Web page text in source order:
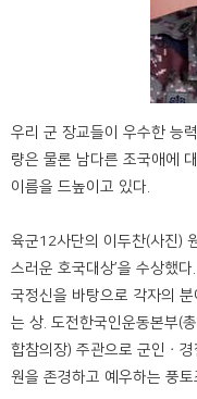
우리 군 장교들이 우수한 능
량은 물론 남다른 조국애에
이름을 드높이고 있다.
육군12사단의 이두찬(사진)
스러운 호국대상’을 수상했
국정신을 바탕으로 각자의
는 상. 도전한국인운동본부(
합참의장) 주관으로 군인ㆍ
원을 존경하고 예우하는 풍토